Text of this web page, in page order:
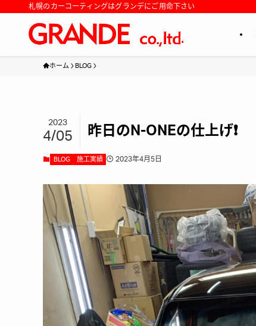
札幌のカーコーティングはグランデにご用命下さい
ホーム BLOG
昨日のN-ONEの仕上げ❗️
2023
4/05
BLOG 施工実績 2023年4月5日